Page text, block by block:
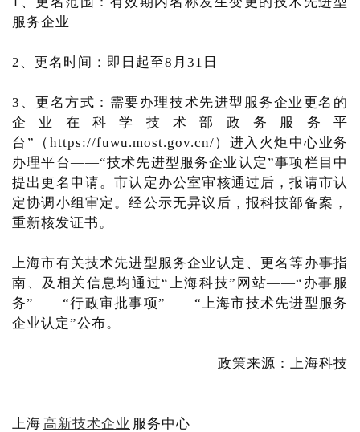
服务企业
2、更名时间：即日起至8月31日
3、更名方式：需要办理技术先进型服务企业更名的
企业在科学技术部政务服务平
台”（https://fuwu.most.gov.cn/）进入火炬中心业务
办理平台——“技术先进型服务企业认定”事项栏目中
提出更名申请。市认定办公室审核通过后，报请市认
定协调小组审定。经公示无异议后，报科技部备案，
重新核发证书。
上海市有关技术先进型服务企业认定、更名等办事指
南、及相关信息均通过“上海科技”网站——“办事服
务”——“行政审批事项”——“上海市技术先进型服务
企业认定”公布。
政策来源：上海科技
上海 高新技术企业 服务中心